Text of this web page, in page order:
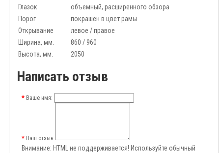
Глазок
объемный, расширенного обзора
Порог
покрашен в цвет рамы
Открывание
левое / правое
Ширина, мм.
860 / 960
Высота, мм.
2050
Написать отзыв
Ваше имя:
Ваш отзыв
Внимание: HTML не поддерживается! Используйте обычный